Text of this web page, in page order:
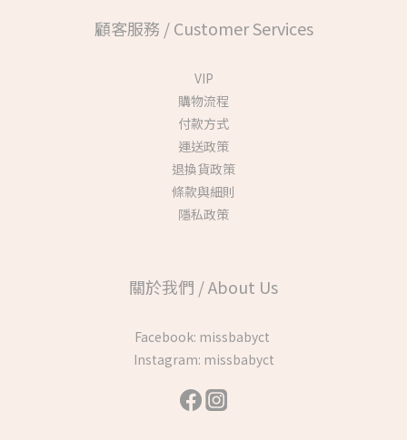
顧客服務 / Customer Services
VIP
購物流程
付款方式
運送政策
退換貨政策
條款與細則
隱私政策
關於我們 / About Us
Facebook: missbabyct
Instagram: missbabyct